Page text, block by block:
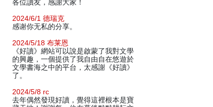
各位讀友，感謝大家！
2024/6/1 德瑞克
感谢你无私的分享。
2024/5/18 布莱恩
《好讀》網站可以說是啟蒙了我對文學
的興趣，一個提供了我自由自在悠遊於
文學書海之中的平台，太感謝《好讀》
了。
2024/5/8 rc
去年偶然發現好讀，覺得這裡根本是寶